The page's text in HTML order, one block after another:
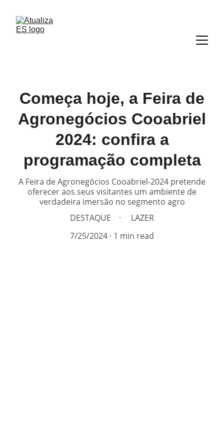
Começa hoje, a Feira de
Agronegócios Cooabriel
2024: confira a
programação completa
A Feira de Agronegócios Cooabriel-2024 pretende
oferecer aos seus visitantes um ambiente de
verdadeira imersão no segmento agro
DESTAQUE
LAZER
7/25/2024 1 min read